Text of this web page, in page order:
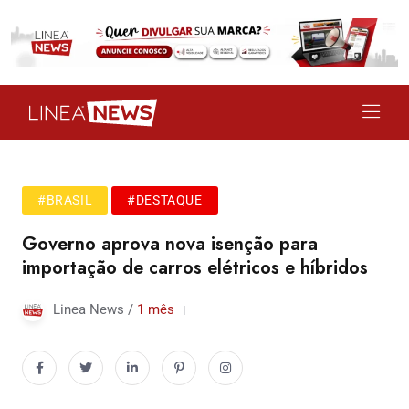
#BRASIL #DESTAQUE
Governo aprova nova isenção para
importação de carros elétricos e híbridos
Linea News / 1 mês